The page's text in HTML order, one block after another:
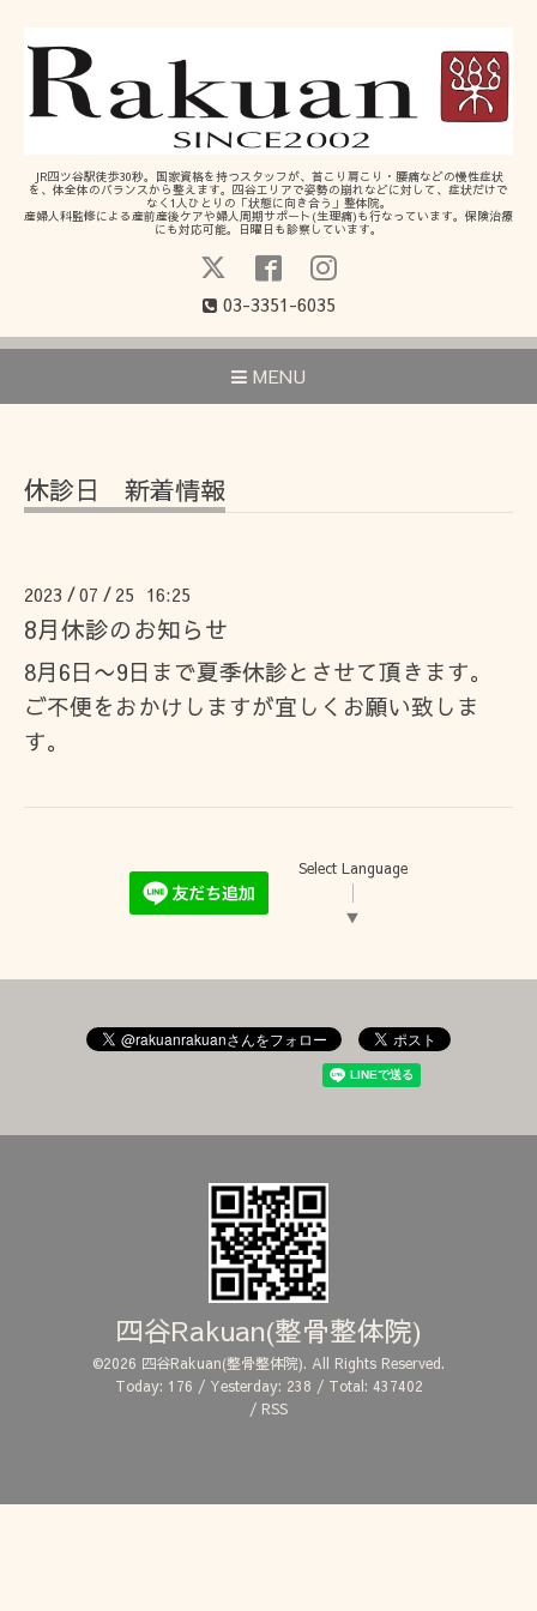
JR四ツ谷駅徒歩30秒。国家資格を持つスタッフが、首こり肩こり・腰痛などの慢性症状
を、体全体のバランスから整えます。四谷エリアで姿勢の崩れなどに対して、症状だけで
なく1人ひとりの「状態に向き合う」整体院。
産婦人科監修による産前産後ケアや婦人周期サポート(生理痛)も行なっています。保険治療
にも対応可能。日曜日も診察しています。
03-3351-6035
MENU
休診日 新着情報
2023 /07 / 25 16:25
8月休診のお知らせ
8月6日〜9日まで夏季休診とさせて頂きます。
ご不便をおかけしますが宜しくお願い致しま
す。
Select Language
▼
四谷Rakuan(整骨整体院)
©2026 四谷Rakuan(整骨整体院). All Rights Reserved.
Today: 176 / Yesterday: 238 / Total: 437402
/ RSS